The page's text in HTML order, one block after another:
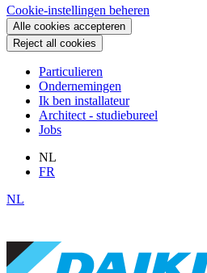
Cookie-instellingen beheren
Alle cookies accepteren
Reject all cookies
Particulieren
Ondernemingen
Ik ben installateur
Architect - studiebureel
Jobs
NL
FR
NL